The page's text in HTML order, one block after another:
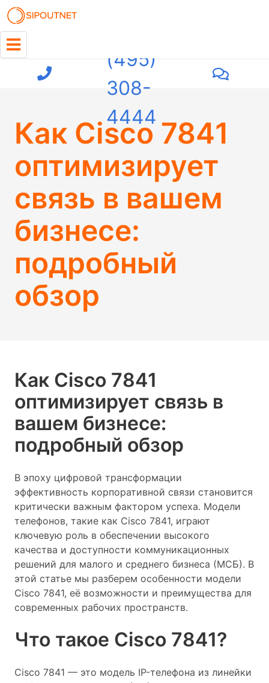
(495)
308-
4444
Как Cisco 7841
оптимизирует
связь в вашем
бизнесе:
подробный
обзор
Как Cisco 7841
оптимизирует связь в
вашем бизнесе:
подробный обзор
В эпоху цифровой трансформации
эффективность корпоративной связи становится
критически важным фактором успеха. Модели
телефонов, такие как Cisco 7841, играют
ключевую роль в обеспечении высокого
качества и доступности коммуникационных
решений для малого и среднего бизнеса (МСБ). В
этой статье мы разберем особенности модели
Cisco 7841, её возможности и преимущества для
современных рабочих пространств.
Что такое Cisco 7841?
Cisco 7841 — это модель IP-телефона из линейки